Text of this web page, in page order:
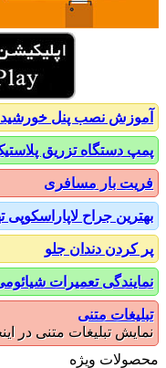
نصب پنل خورشیدی
دستگاه تزریق پلاستیک
بار مسافری
جراح لاپاراسکوپی تهران
دندان جلو
تعمیرات شیائومی
متنی
تبلیغات متنی در اینجا
ویژه